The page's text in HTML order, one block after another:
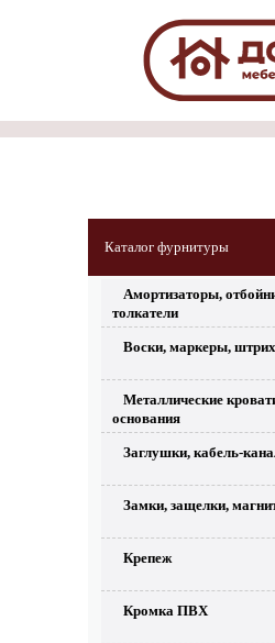
Каталог фурнитуры
Амортизаторы,
толкатели
Воски, маркеры,
Металлические
основания
Заглушки, кабель-
Замки, защелки,
Крепеж
Кромка ПВХ